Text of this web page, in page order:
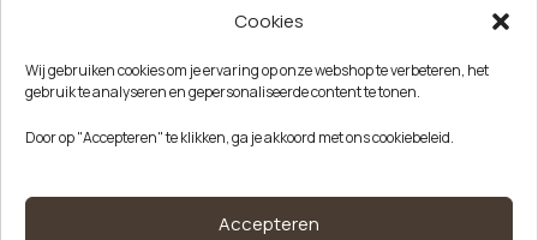
Cookies
Wij gebruiken cookies om je ervaring op onze webshop te verbeteren, het
gebruik te analyseren en gepersonaliseerde content te tonen.
Door op "Accepteren" te klikken, ga je akkoord met ons cookiebeleid.
Accepteren
korting!
aanbiedingen, nieuwe producten en handige tips.